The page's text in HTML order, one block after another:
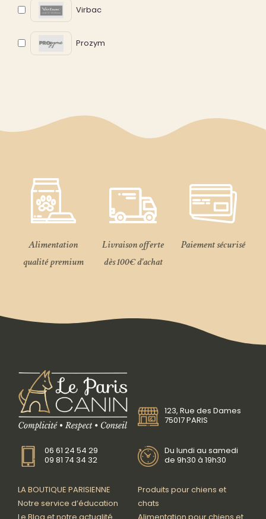
Virbac
Prozym
Alimentation
qualité premium
Livraison offerte
dès 100€ d'achat
Paiement sécurisé
123, Rue des Dames
75017 PARIS
06 61 24 54 29
09 81 74 34 32
Du lundi au samedi
de 9h30 à 19h30
LA BOUTIQUE PARISIENNE
Notre service d’éducation
Le Blog et notre actualité
Produits pour chiens et
chats
Alimentation pour chiens et